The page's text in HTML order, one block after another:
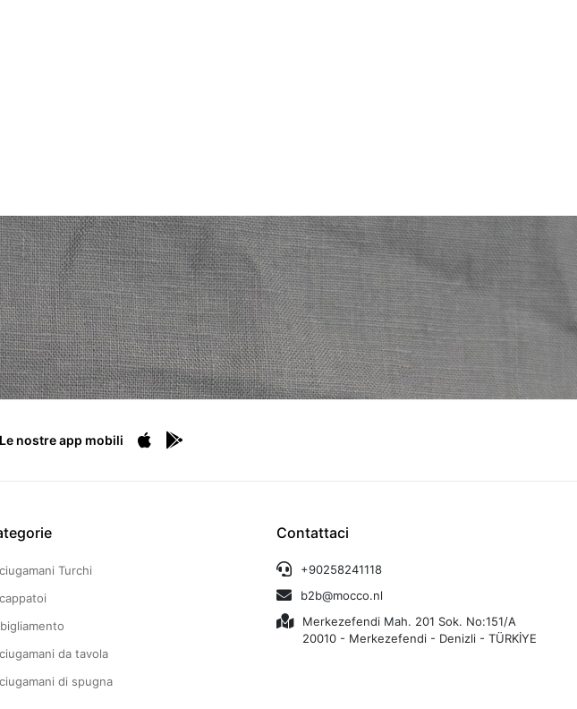
Le nostre app mobili
Turchi
da tavola
di spugna
Contattaci
+90258241118
b2b@mocco.nl
Merkezefendi Mah. 201 Sok. No:151/A
20010 - Merkezefendi - Denizli - TÜRKİYE